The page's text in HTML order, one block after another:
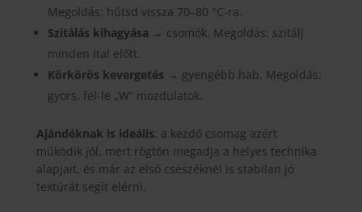
Megoldás: hűtsd vissza 70–80 °C-ra.
Szitálás kihagyása → csomók. Megoldás: szitálj
minden ital előtt.
Körkörös kevergetés → gyengébb hab. Megoldás:
gyors, fel-le „W” mozdulatok.
Ajándéknak is ideális: a kezdő csomag azért
működik jól, mert rögtön megadja a helyes technika
alapjait, és már az első csészéknél is stabilan jó
textúrát segít elérni.